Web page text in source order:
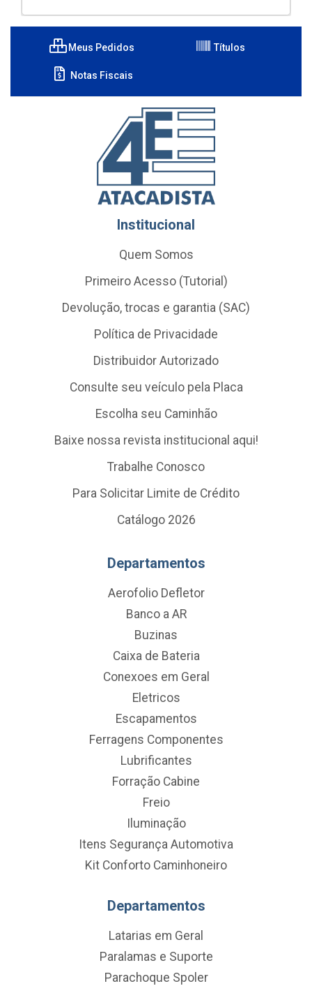
Meus Pedidos Títulos
Notas Fiscais
Institucional
Quem Somos
Primeiro Acesso (Tutorial)
Devolução, trocas e garantia (SAC)
Política de Privacidade
Distribuidor Autorizado
Consulte seu veículo pela Placa
Escolha seu Caminhão
Baixe nossa revista institucional aqui!
Trabalhe Conosco
Para Solicitar Limite de Crédito
Catálogo 2026
Departamentos
Aerofolio Defletor
Banco a AR
Buzinas
Caixa de Bateria
Conexoes em Geral
Eletricos
Escapamentos
Ferragens Componentes
Lubrificantes
Forração Cabine
Freio
Iluminação
Itens Segurança Automotiva
Kit Conforto Caminhoneiro
Departamentos
Latarias em Geral
Paralamas e Suporte
Parachoque Spoler